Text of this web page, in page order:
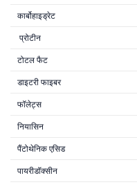
कार्बोहाइड्रेट
प्रोटीन
टोटल फैट
डाइटरी फाइबर
फॉलेट्स
नियासिन
पैंटोथेनिक एसिड
पायरीडॉक्सीन